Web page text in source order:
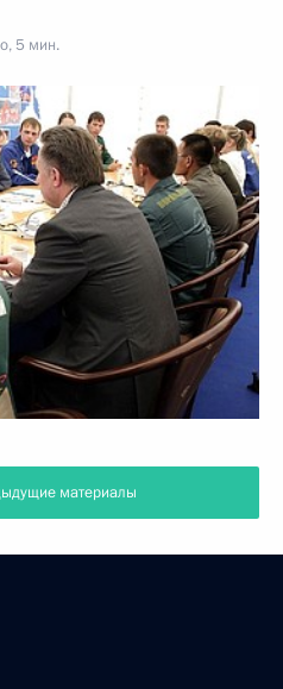
5 мин.
материалы